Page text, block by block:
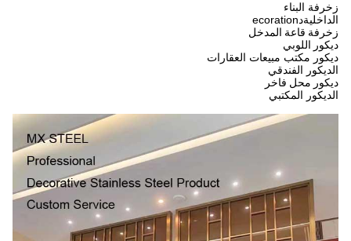
زخرفة البناء
الداخليةدecoration
زخرفة قاعة المدخل
ديكور اللوبي
ديكور مكتب مبيعات العقارات
الديكور الفندقي
ديكور محل فاخر
الديكور المكتبي